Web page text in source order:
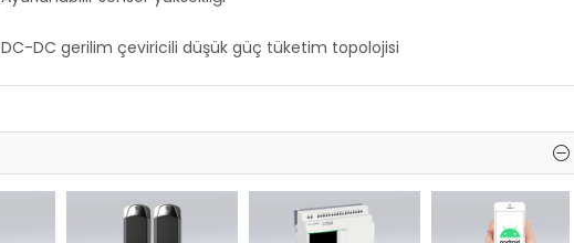
DC-DC gerilim çeviricili düşük güç tüketim topolojisi
16bits CRC-Cyclic Redundancy Check algoritması